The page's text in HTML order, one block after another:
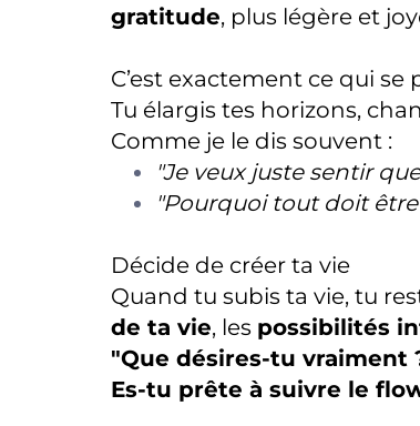
gratitude, plus légère et
C’est exactement ce qui
Tu élargis tes horizons,
Comme je le dis souvent :
"Je veux juste sentir
"Pourquoi tout doit
Décide de créer ta vie
Quand tu subis ta vie, tu
de ta vie, les possibilités
"Que désires-tu vraiment
Es-tu prête à suivre le